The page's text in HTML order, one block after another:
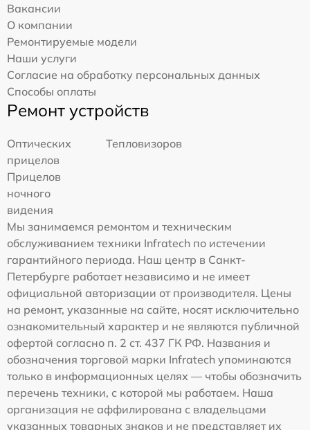
Вакансии
О компании
Ремонтируемые модели
Наши услуги
Согласие на обработку персональных данных
Способы оплаты
Ремонт устройств
Оптических
прицелов
Тепловизоров
Прицелов
ночного
видения
Мы занимаемся ремонтом и техническим
обслуживанием техники Infratech по истечении
гарантийного периода. Наш центр в Санкт-
Петербурге работает независимо и не имеет
официальной авторизации от производителя. Цены
на ремонт, указанные на сайте, носят исключительно
ознакомительный характер и не являются публичной
офертой согласно п. 2 ст. 437 ГК РФ. Названия и
обозначения торговой марки Infratech упоминаются
только в информационных целях — чтобы обозначить
перечень техники, с которой мы работаем. Наша
организация не аффилирована с владельцами
указанных товарных знаков и не представляет их